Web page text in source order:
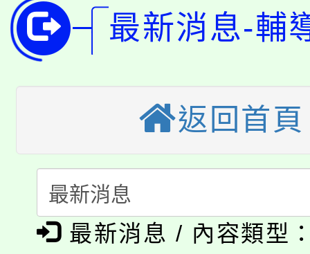
代理(課)教師甄選結果(
公告本校115學年度第
代理(課)教師甄選結果(
轉知中國文化大學推廣
《TA101》溝通分析基
程，歡迎學生輔導中心
心理、諮商輔導、社會
系所師生報名參加。
轉知苗栗縣政府辦理
縣市「校園短影音徵
門員」簡章及活動海報
踴躍報名參加。
桃園市115學年度學生
要點
「桃園市補助參觀特色
展演活動實施計畫」
115年度「教育部表揚
義教育推展貢獻獎」
公告本校115學年度第
最新消息-輔
返回首頁
最新消息 / 內容類型